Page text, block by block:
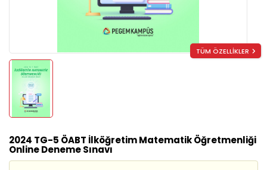
TÜM ÖZELLİKLER
2024 TG-5 ÖABT İlköğretim Matematik Öğretmenliği
Online Deneme Sınavı